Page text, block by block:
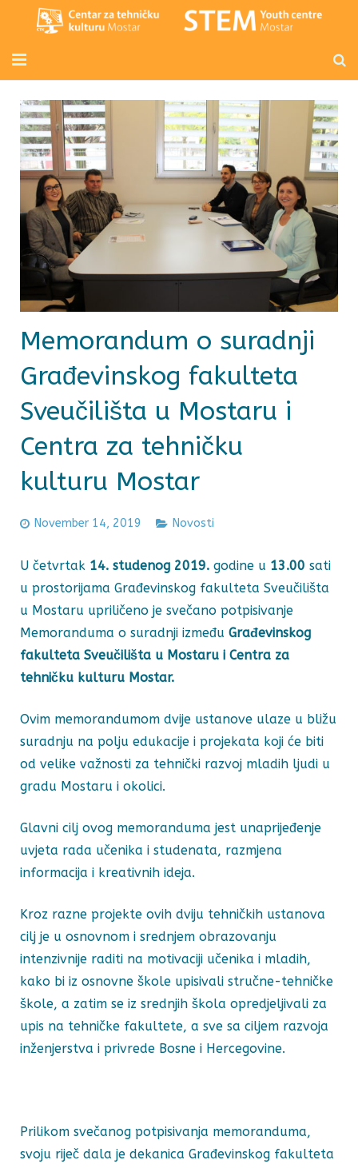
Početna
Mladi inženjeri
Radionice za djecu i odrasle
Novosti
O nama
Kontakt
Memorandum o suradnji
Građevinskog fakulteta
Sveučilišta u Mostaru i
Centra za tehničku
kulturu Mostar
November 14, 2019 Novosti
U četvrtak 14. studenog 2019. godine u 13.00 sati
u prostorijama Građevinskog fakulteta Sveučilišta
u Mostaru upriličeno je svečano potpisivanje
Memoranduma o suradnji između Građevinskog
fakulteta Sveučilišta u Mostaru i Centra za
tehničku kulturu Mostar.
Ovim memorandumom dvije ustanove ulaze u bližu
suradnju na polju edukacije i projekata koji će biti
od velike važnosti za tehnički razvoj mladih ljudi u
gradu Mostaru i okolici.
Glavni cilj ovog memoranduma jest unaprijeđenje
uvjeta rada učenika i studenata, razmjena
informacija i kreativnih ideja.
Kroz razne projekte ovih dviju tehničkih ustanova
cilj je u osnovnom i srednjem obrazovanju
intenzivnije raditi na motivaciji učenika i mladih,
kako bi iz osnovne škole upisivali stručne-tehničke
škole, a zatim se iz srednjih škola opredjeljivali za
upis na tehničke fakultete, a sve sa ciljem razvoja
inženjerstva i privrede Bosne i Hercegovine.
Prilikom svečanog potpisivanja memoranduma,
svoju riječ dala je dekanica Građevinskog fakulteta